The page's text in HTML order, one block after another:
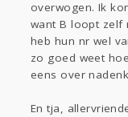
overwogen. Ik
want B loopt zelf
heb hun nr wel
zo goed weet
eens over
En tja,